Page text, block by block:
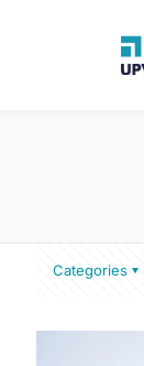
Categories